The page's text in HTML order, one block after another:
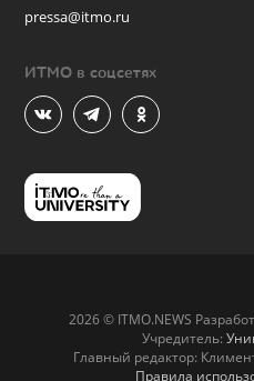
pressa@itmo.ru
ИТМО в соцсетях
2026 © ITMO.NEWS
Учредитель:
Главный редактор:
Правила